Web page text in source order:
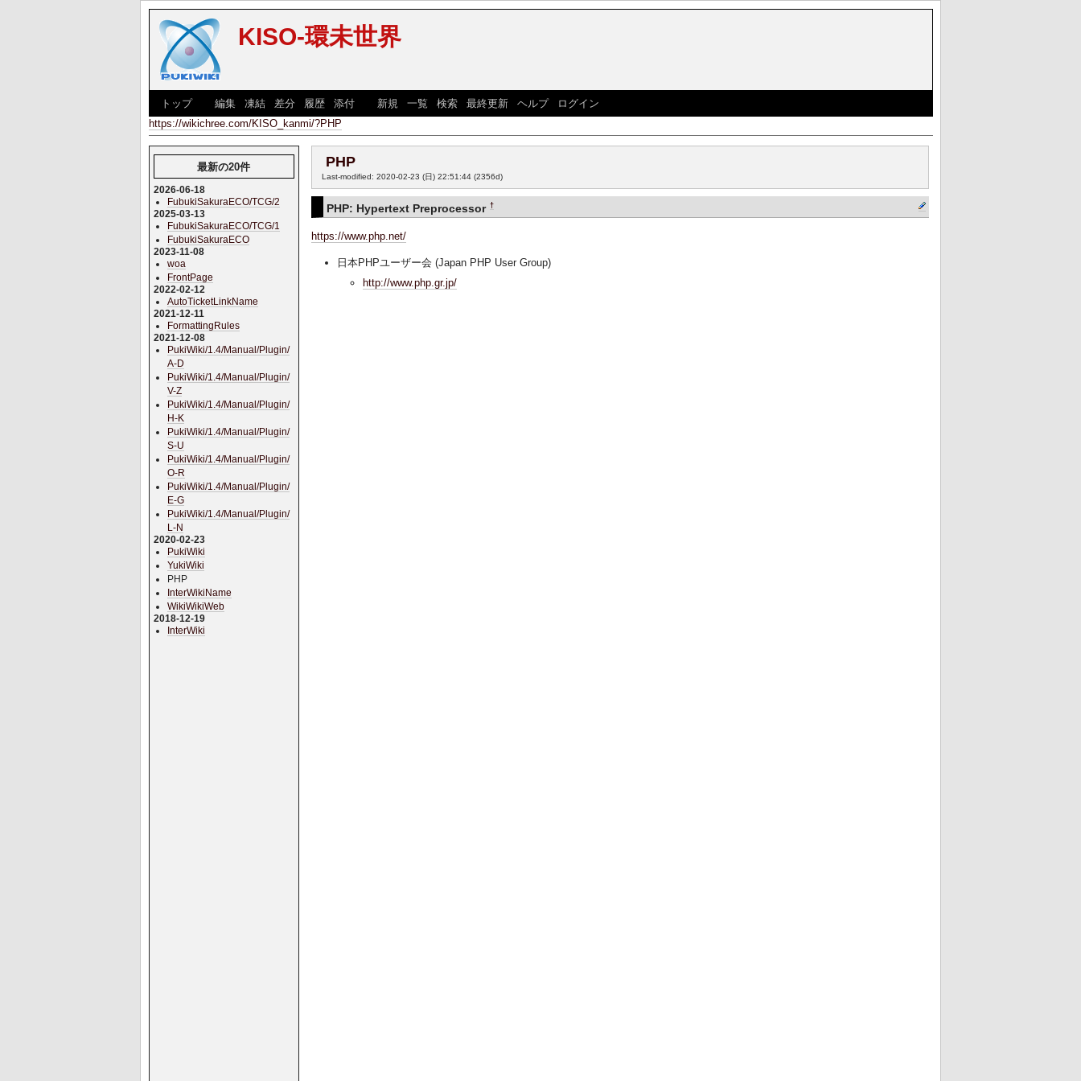
KISO-環未世界
トップ] [ 編集| 凍結| 差分 履歴| 添付] [ 新規 一覧 検索| 最終更新| ヘルプ| ログイン
https://wikichree.com/KISO_kanmi/?PHP
PHP
Last-modified: 2020-02-23 (日) 22:51:44 (2356d)
PHP: Hypertext Preprocessor †
https://www.php.net/
日本PHPユーザー会 (Japan PHP User Group)
http://www.php.gr.jp/
最新の20件
2026-06-18
FubukiSakuraECO/TCG/2
2025-03-13
FubukiSakuraECO/TCG/1
FubukiSakuraECO
2023-11-08
woa
FrontPage
2022-02-12
AutoTicketLinkName
2021-12-11
FormattingRules
2021-12-08
PukiWiki/1.4/Manual/Plugin/
A-D
PukiWiki/1.4/Manual/Plugin/
V-Z
PukiWiki/1.4/Manual/Plugin/
H-K
PukiWiki/1.4/Manual/Plugin/
S-U
PukiWiki/1.4/Manual/Plugin/
O-R
PukiWiki/1.4/Manual/Plugin/
E-G
PukiWiki/1.4/Manual/Plugin/
L-N
2020-02-23
PukiWiki
YukiWiki
PHP
InterWikiName
WikiWikiWeb
2018-12-19
InterWiki